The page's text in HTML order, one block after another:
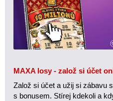
MAXA losy - založ si účet
Založ si účet a užij si zábavu
s bonusem. Stírej kdekoli a